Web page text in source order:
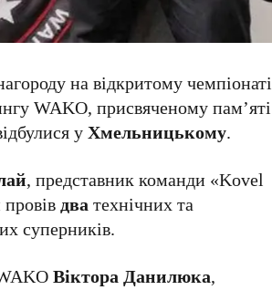
на відкритому чемпіонаті
WAKO, присвяченому пам’яті
уХмельницькому.
, представник команди «Kovel
провівдватехнічних та
суперників.
Віктора Данилюка,